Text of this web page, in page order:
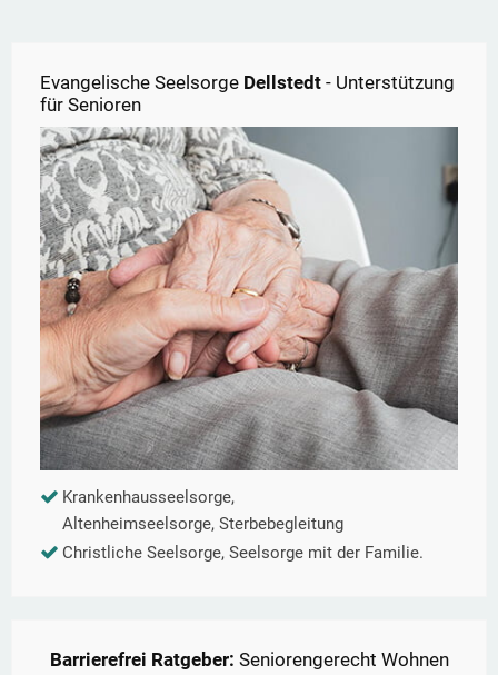
Evangelische Seelsorge Dellstedt - Unterstützung
für Senioren
Krankenhausseelsorge,
Altenheimseelsorge, Sterbebegleitung
Christliche Seelsorge, Seelsorge mit der Familie.
Barrierefrei Ratgeber: Seniorengerecht Wohnen